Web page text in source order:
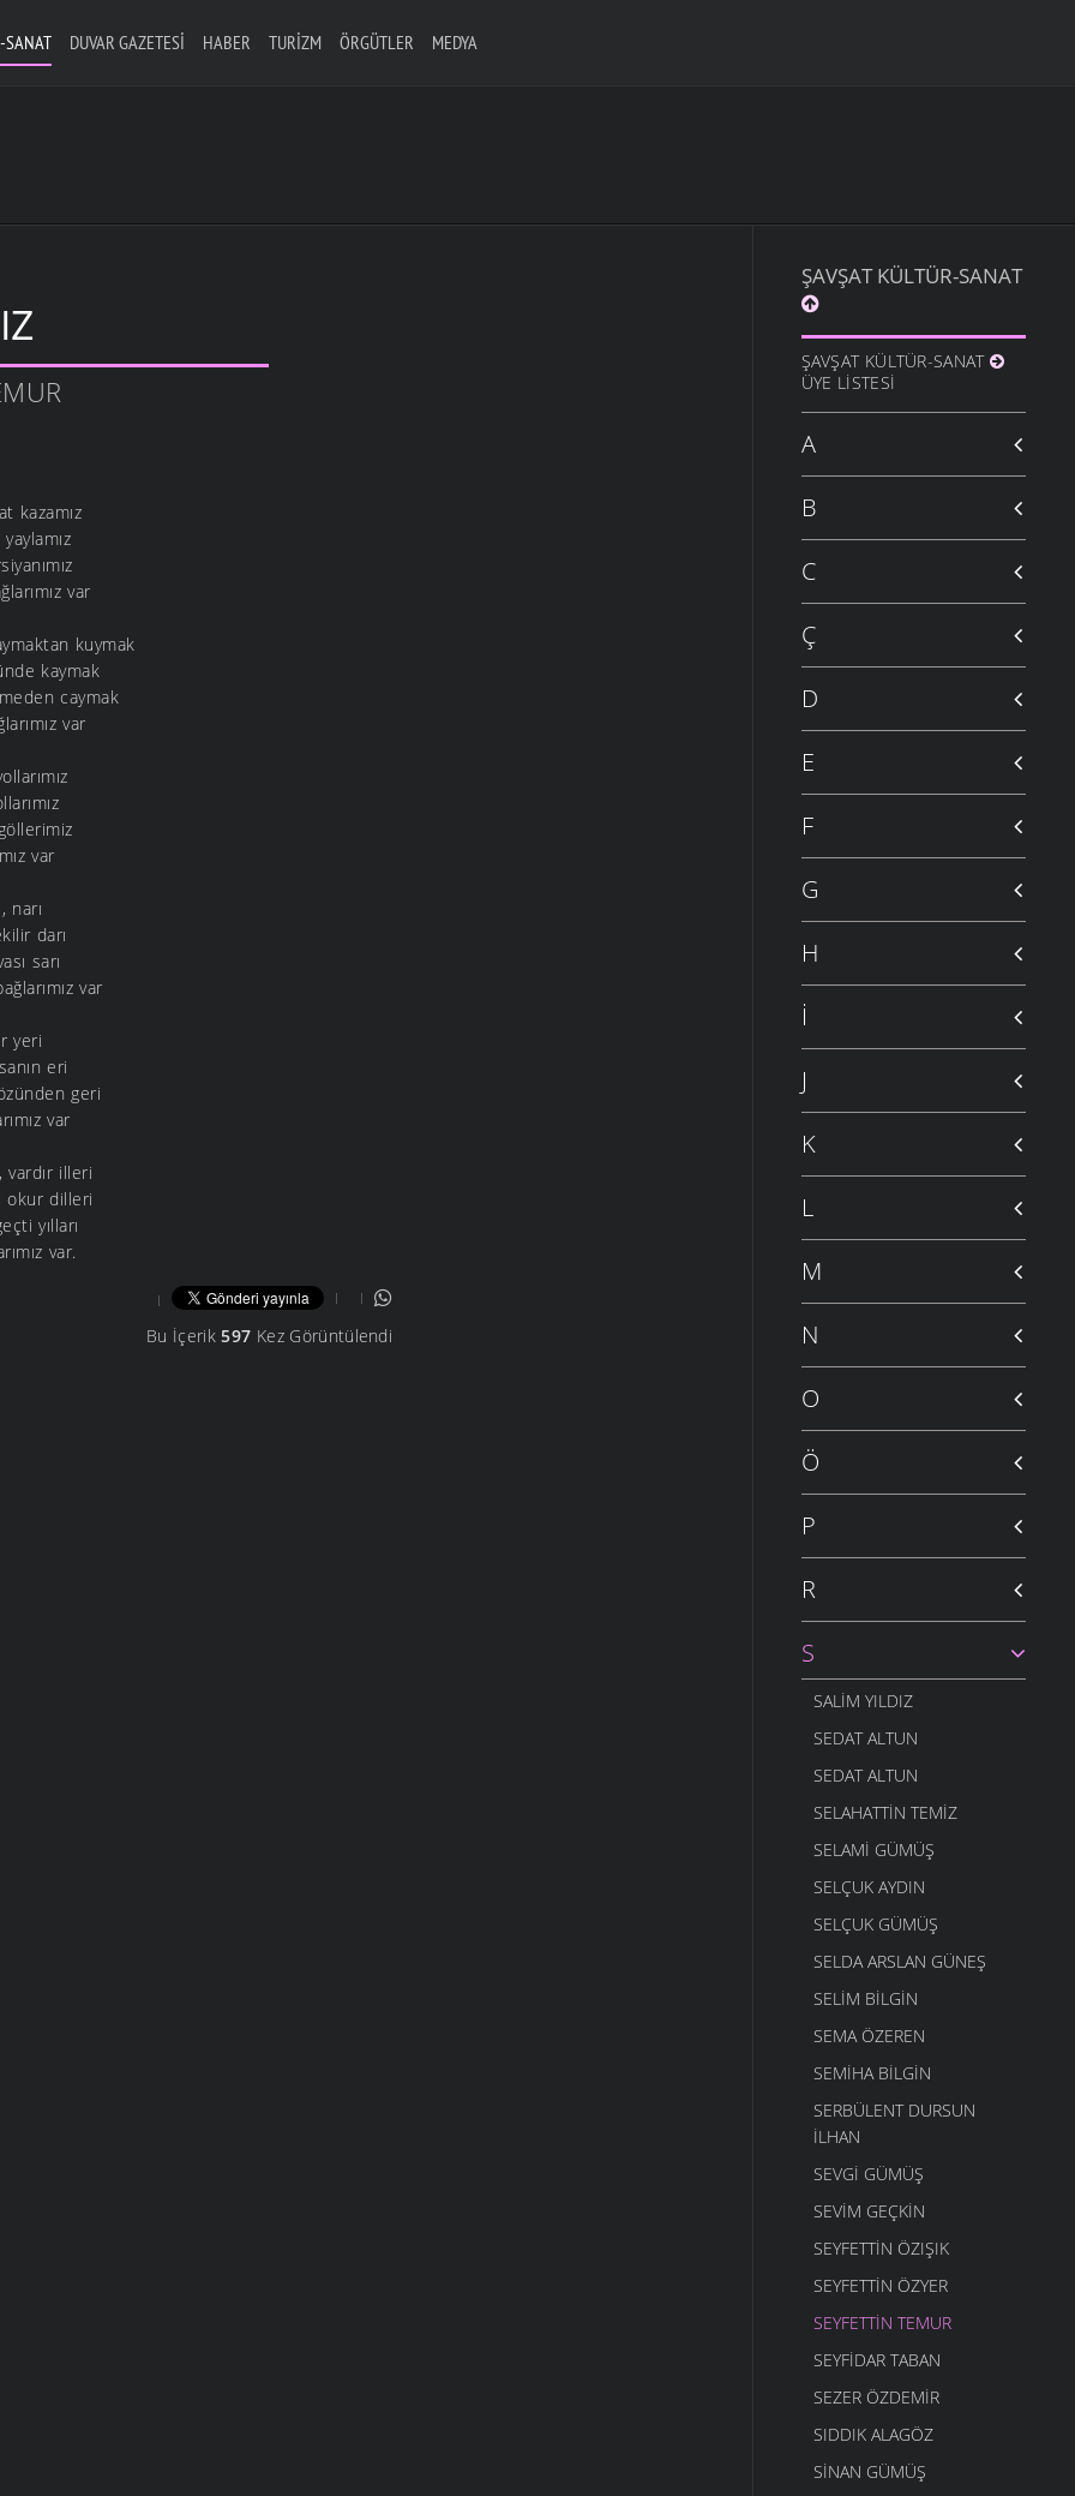
SANAT DUVAR GAZETESI HABER TURIZM ÖRGÜTLER MEDYA
kazamız
var
kuymak
kaymak
caymak
var
var
narı
darı
sarı
var
yeri
eri
geri
var
vardır illeri
okur dilleri
yılları
var.
Bu İçerik597 Kez Görüntülendi
ŞAVŞAT KÜLTÜR-SANAT
ŞAVŞAT KÜLTÜR-SANAT
ÜYE LISTESI
A
B
C
Ç
D
E
F
G
H
İ
J
K
L
M
N
O
Ö
P
R
S
SALIM YILDIZ
SEDAT ALTUN
SEDAT ALTUN
SELAHATTIN TEMIZ
SELAMI GÜMÜŞ
SELÇUK AYDIN
SELÇUK GÜMÜŞ
SELDA ARSLAN GÜNEŞ
SELIM BILGIN
SEMA ÖZEREN
SEMIHA BILGIN
SERBÜLENT DURSUN
İLHAN
SEVGI GÜMÜŞ
SEVIM GEÇKIN
SEYFETTIN ÖZIŞIK
SEYFETTIN ÖZYER
SEYFETTIN TEMUR
SEYFIDAR TABAN
SEZER ÖZDEMIR
SIDDIK ALAGÖZ
SINAN GÜMÜŞ